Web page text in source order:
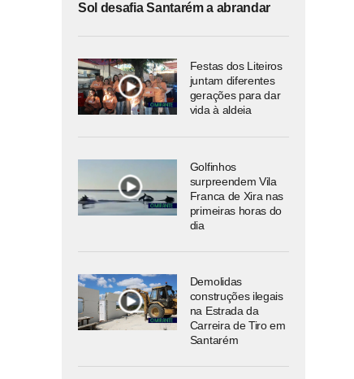
Sol desafia Santarém a abrandar
Festas dos Liteiros
juntam diferentes
gerações para dar
vida à aldeia
Golfinhos
surpreendem Vila
Franca de Xira nas
primeiras horas do
dia
Demolidas
construções ilegais
na Estrada da
Carreira de Tiro em
Santarém